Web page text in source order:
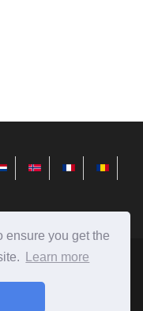
ensure you get the
Learn more
2026
reseñas en